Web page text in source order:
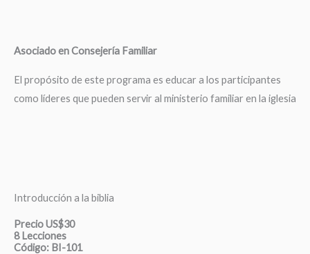
Asociado en Consejería Familiar
El propósito de este programa es educar a los participantes
como líderes que pueden servir al ministerio familiar en la iglesia
Introducción a la biblia
Precio US$30
8 Lecciones
Código: BI-101